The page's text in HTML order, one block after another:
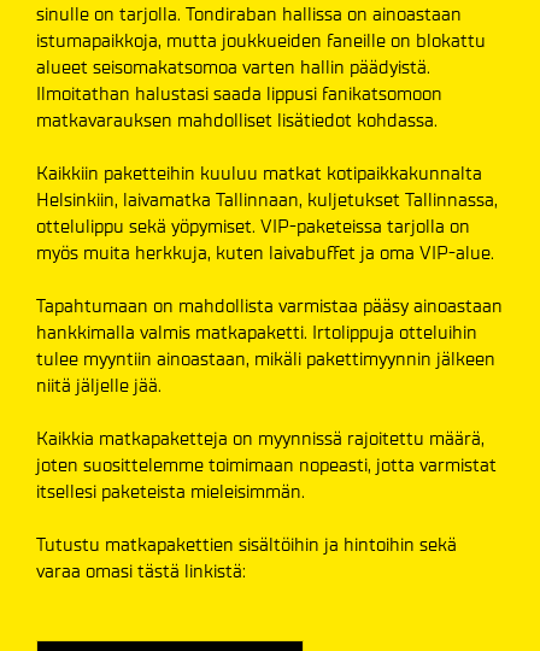
sinulle on tarjolla. Tondiraban hallissa on ainoastaan
istumapaikkoja, mutta joukkueiden faneille on blokattu
alueet seisomakatsomoa varten hallin päädyistä.
Ilmoitathan halustasi saada lippusi fanikatsomoon
matkavarauksen mahdolliset lisätiedot kohdassa.
Kaikkiin paketteihin kuuluu matkat kotipaikkakunnalta
Helsinkiin, laivamatka Tallinnaan, kuljetukset Tallinnassa,
ottelulippu sekä yöpymiset. VIP-paketeissa tarjolla on
myös muita herkkuja, kuten laivabuffet ja oma VIP-alue.
Tapahtumaan on mahdollista varmistaa pääsy ainoastaan
hankkimalla valmis matkapaketti. Irtolippuja otteluihin
tulee myyntiin ainoastaan, mikäli pakettimyynnin jälkeen
niitä jäljelle jää.
Kaikkia matkapaketteja on myynnissä rajoitettu määrä,
joten suosittelemme toimimaan nopeasti, jotta varmistat
itsellesi paketeista mieleisimmän.
Tutustu matkapakettien sisältöihin ja hintoihin sekä
varaa omasi tästä linkistä: